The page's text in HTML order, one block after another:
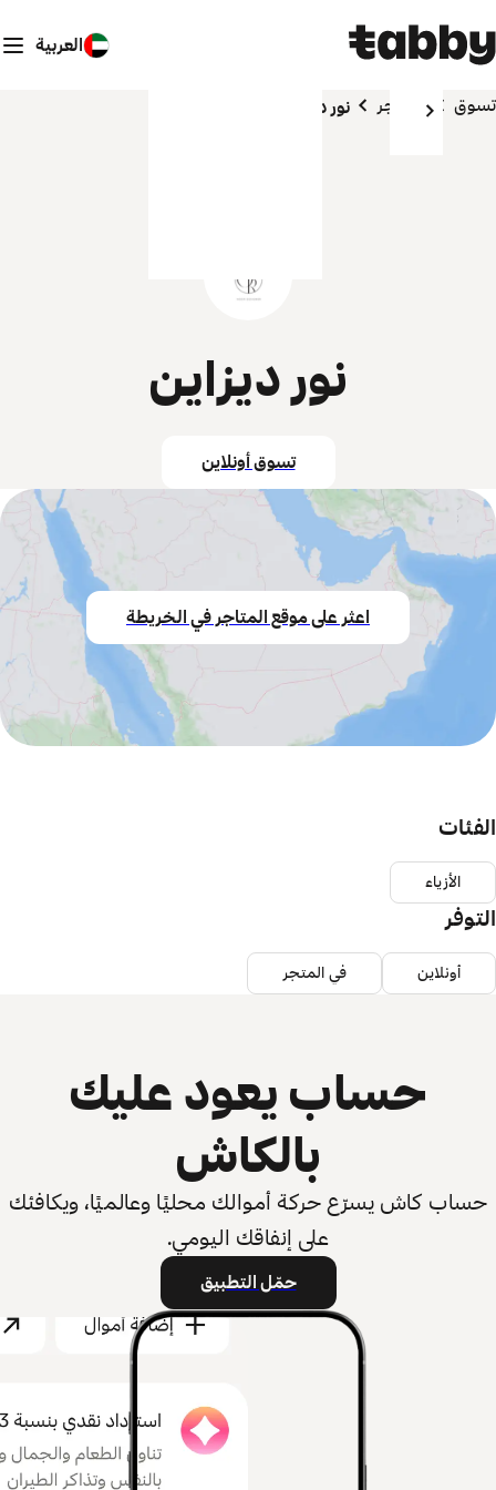
العربية
تسوق المتاجر نور ديزاين
نور ديزاين
تسوق أونلاين
اعثر على موقع المتاجر في الخريطة
الفئات
الأزياء
التوفر
أونلاين في المتجر
حساب يعود عليك
بالكاش
حساب كاش يسرّع حركة أموالك محليًا وعالميًا، ويكافئك
على إنفاقك اليومي.
حمّل التطبيق